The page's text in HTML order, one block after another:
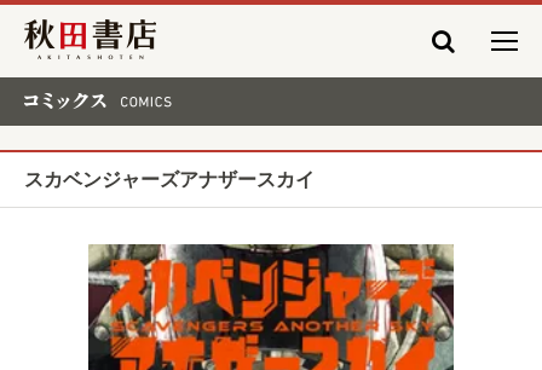
秋田書店
スカベンジャーズアナザースカイ